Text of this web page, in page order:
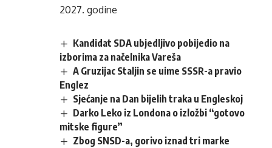
2027. godine
Kandidat SDA ubjedljivo pobijedio na
izborima za načelnika Vareša
A Gruzijac Staljin se uime SSSR-a pravio
Englez
Sjećanje na Dan bijelih traka u Engleskoj
Darko Leko iz Londona o izložbi “gotovo
mitske figure”
Zbog SNSD-a, gorivo iznad tri marke